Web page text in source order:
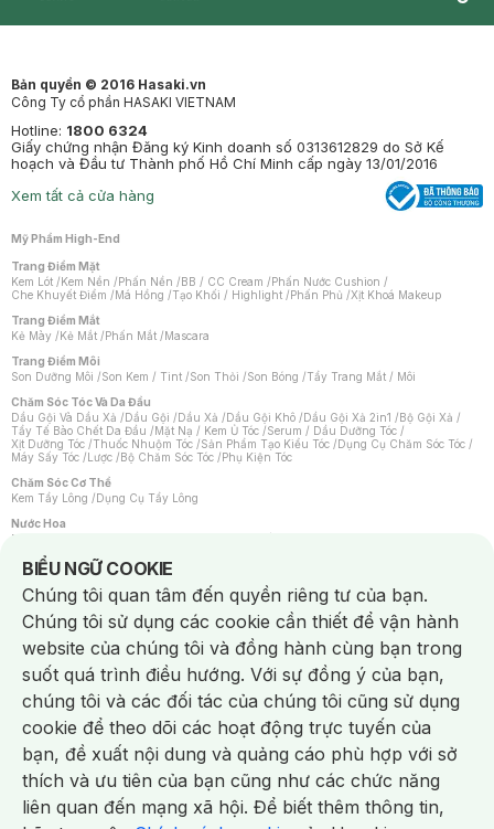
Bản quyền © 2016 Hasaki.vn
Công Ty cổ phần HASAKI VIETNAM
Hotline: 1800 6324
Giấy chứng nhận Đăng ký Kinh doanh số 0313612829 do Sở Kế
hoạch và Đầu tư Thành phố Hồ Chí Minh cấp ngày 13/01/2016
Xem tất cả cửa hàng
Mỹ Phẩm High-End
Trang Điểm Mặt
Kem Lót /Kem Nền /Phấn Nền /BB / CC Cream /Phấn Nước Cushion /
Che Khuyết Điểm /Má Hồng /Tạo Khối / Highlight /Phấn Phủ /Xịt Khoá Makeup
Trang Điểm Mắt
Kẻ Mày /Kẻ Mắt /Phấn Mắt /Mascara
Trang Điểm Môi
Son Dưỡng Môi /Son Kem / Tint /Son Thỏi /Son Bóng /Tẩy Trang Mắt / Môi
Chăm Sóc Tóc Và Da Đầu
Dầu Gội Và Dầu Xả /Dầu Gội /Dầu Xả /Dầu Gội Khô /Dầu Gội Xả 2in1 /Bộ Gội Xả /
Tẩy Tế Bào Chết Da Đầu /Mặt Nạ / Kem Ủ Tóc /Serum / Dầu Dưỡng Tóc /
Xịt Dưỡng Tóc /Thuốc Nhuộm Tóc /Sản Phẩm Tạo Kiểu Tóc /Dụng Cụ Chăm Sóc Tóc /
Máy Sấy Tóc /Lược /Bộ Chăm Sóc Tóc /Phụ Kiện Tóc
Chăm Sóc Cơ Thể
Kem Tẩy Lông /Dụng Cụ Tẩy Lông
Nước Hoa
Nước Hoa Nữ
Chăm Sóc Cá Nhân
Chống Muỗi /Khẩu Trang /Máy Massage/Mặt Nạ Xông Hơi /Nước Rửa Tay/
Sản Phẩm Chăm Sóc Khác /Bàn Chải Đánh Răng /Bàn Chải Điện/
Hỗ Trợ Trắng Răng/Kem Đánh Răng /Máy Tăm Nước/ Nước Súc Miệng/
Tăm / Chỉ Nha Khoa/ Xịt Thơm Miệng / Dung Dịch Vệ Sinh/Dưỡng Vùng Kín/
Khăn Ướt Vệ Sinh Vùng Kín/Băng Vệ Sinh/Tampon/Bọt Cạo Râu /Dao Cạo Râu/
Máy Cạo Râu
Vấn Đề Về Da
Da Dầu / Lỗ Chân Lông To/ Da Khô / Mất Nước/ Da Lão Hóa/ Da Mụn/
Da Nhạy Cảm / Kích Ứng
Da Xỉn Màu Thâm / Nám / Tàn Nhang
Quầng Thâm & Bọng Mắt /Sẹo /Viêm Da Cơ Địa
Dụng Cụ / Phụ Kiện Chăm Sóc Da
Bông Tẩy Trang
Khăn Lau Mặt Khô Dụng Cụ / Máy Rửa Mặt Máy Chăm Sóc Da
Dụng Cụ Chăm Sóc Khác
BIỂU NGỮ COOKIE
Notice about cookies usage
Chúng tôi quan tâm đến quyền riêng tư của bạn.
Chúng tôi sử dụng các cookie cần thiết để vận hành
website của chúng tôi và đồng hành cùng bạn trong
suốt quá trình điều hướng. Với sự đồng ý của bạn,
chúng tôi và các đối tác của chúng tôi cũng sử dụng
cookie để theo dõi các hoạt động trực tuyến của
bạn, đề xuất nội dung và quảng cáo phù hợp với sở
thích và ưu tiên của bạn cũng như các chức năng
liên quan đến mạng xã hội. Để biết thêm thông tin,